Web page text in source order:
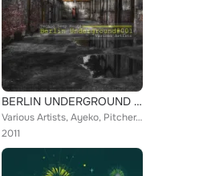
BERLIN UNDERGROUND #1
Various Artists, Ayeko, Pitcher, Ismael Tenorio, Aymeric G.
2011